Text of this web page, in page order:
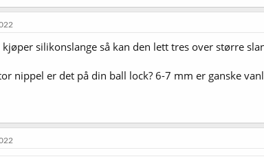
silikonslange så kan den lett tres over større
nippel er det på din ball lock? 6-7 mm er ganske